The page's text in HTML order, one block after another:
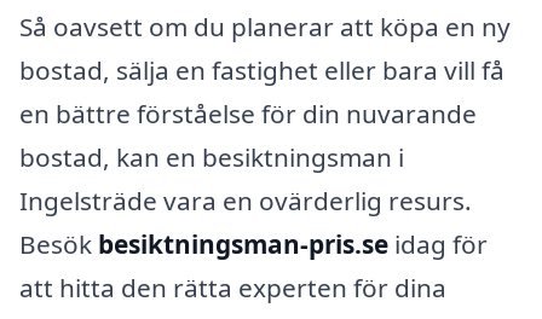
Så oavsett om du planerar att köpa en ny
bostad, sälja en fastighet eller bara vill få
en bättre förståelse för din nuvarande
bostad, kan en besiktningsman i
Ingelsträde vara en ovärderlig resurs.
Besök besiktningsman-pris.se idag för
att hitta den rätta experten för dina